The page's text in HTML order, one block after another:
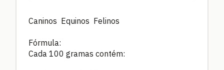
Caninos Equinos Felinos
Fórmula:
Cada 100 gramas contém: